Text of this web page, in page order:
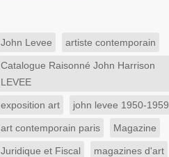
John Levee artiste contemporain
Catalogue Raisonné John Harrison
LEVEE
exposition art john levee 1950-1959
art contemporain paris Magazine
Juridique et Fiscal magazines d'art